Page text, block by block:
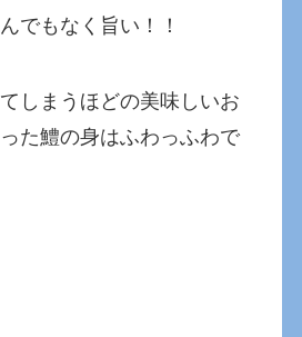
でもなく旨い！！
しまうほどの美味しいお
た鱧の身はふわっふわで